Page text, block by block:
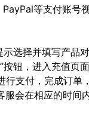
等支付账号
选择并填写产品
按钮，进入充值页
行支付，完成订单
服会在相应的时间